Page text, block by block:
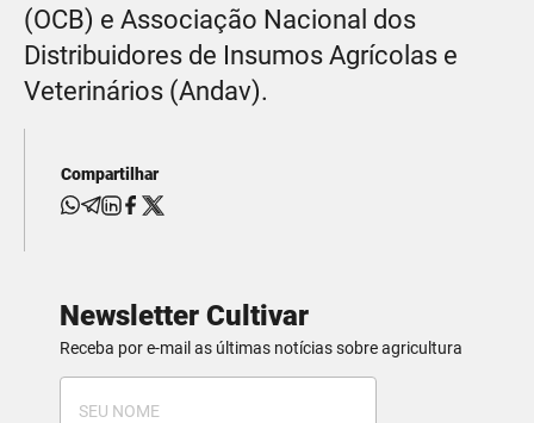
(OCB) e Associação Nacional dos
Distribuidores de Insumos Agrícolas e
Veterinários (Andav).
Compartilhar
Newsletter Cultivar
Receba por e-mail as últimas notícias sobre agricultura